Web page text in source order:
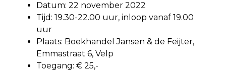
Datum: 22 november 2022
Tijd: 19.30-22.00 uur, inloop vanaf 19.00
uur
Plaats: Boekhandel Jansen & de Feijter,
Emmastraat 6, Velp
Toegang: € 25,-